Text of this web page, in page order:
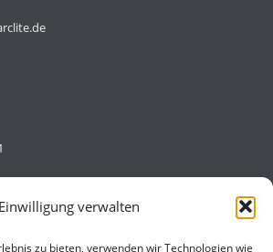
Einwilligung verwalten
zu bieten, verwenden wir Technologien wie